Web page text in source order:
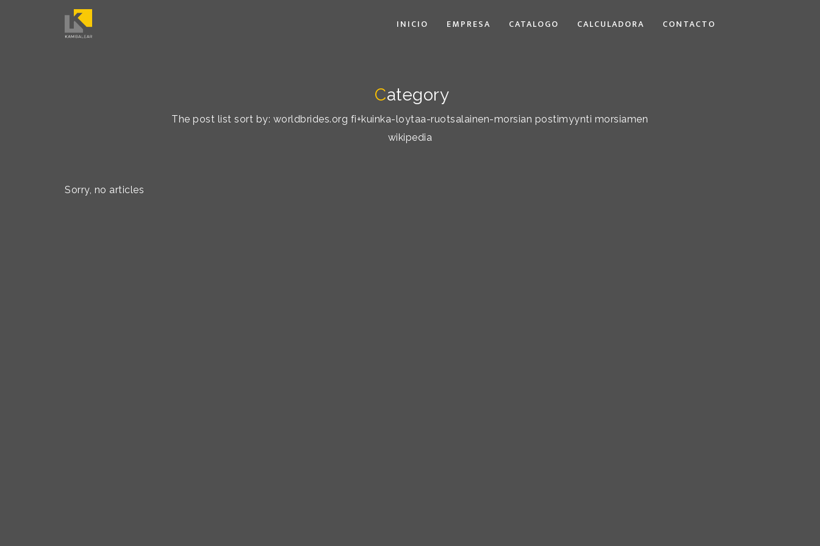
INICIO EMPRESA CATALOGO CALCULADORA CONTACTO
Category
The post list sort by: worldbrides.org fi+kuinka-loytaa-ruotsalainen-morsian postimyynti morsiamen
wikipedia
Sorry, no articles